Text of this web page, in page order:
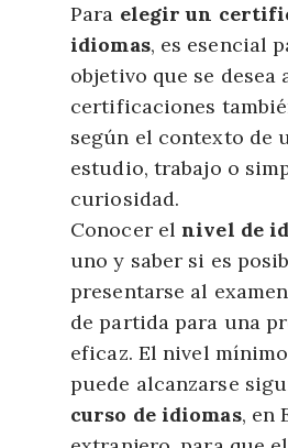
Para elegir un
idiomas, es esencial
objetivo que se desea
certificaciones
según el contexto de
estudio, trabajo o
curiosidad.
Conocer el nivel de
uno y saber si es
presentarse al
de partida para una
eficaz. El nivel
puede alcanzarse
curso de idiomas, en